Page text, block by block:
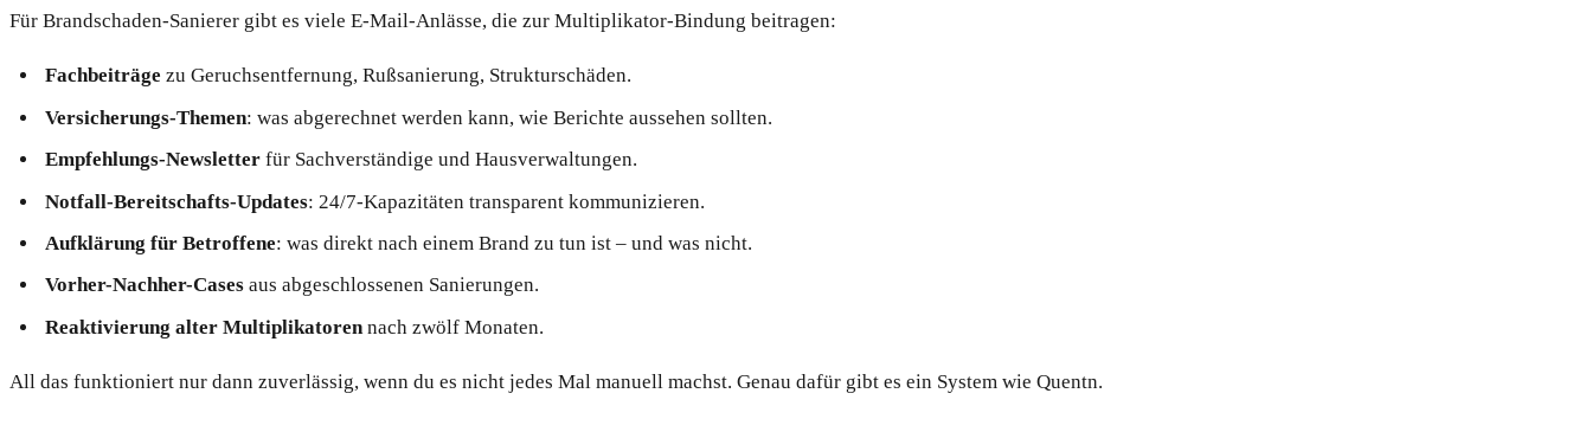
Für Brandschaden-Sanierer gibt es viele E-Mail-Anlässe, die zur Multiplikator-Bindung beitragen:
Fachbeiträge zu Geruchsentfernung, Rußsanierung, Strukturschäden.
Versicherungs-Themen: was abgerechnet werden kann, wie Berichte aussehen sollten.
Empfehlungs-Newsletterfür Sachverständige und Hausverwaltungen.
Notfall-Bereitschafts-Updates: 24/7-Kapazitäten transparent kommunizieren.
Aufklärung für Betroffene: was direkt nach einem Brand zu tun ist – und was nicht.
Vorher-Nachher-Casesaus abgeschlossenen Sanierungen.
Reaktivierung alter Multiplikatorennach zwölf Monaten.
All das funktioniert nur dann zuverlässig, wenn du es nicht jedes Mal manuell machst. Genau dafür gibt es ein System wie Quentn.